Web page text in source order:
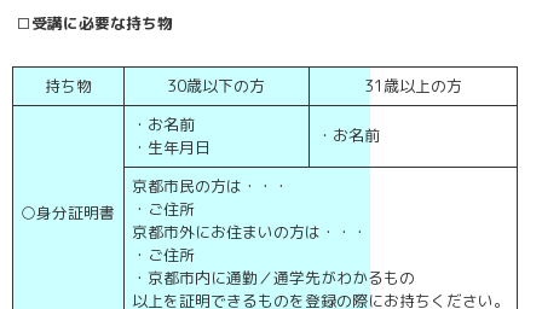
□受講に必要な持ち物
持ち物 30歳以下の方 31歳以上の方
○身分証明書
・お名前
・生年月日
・お名前
京都市民の方は・・・
・ご住所
京都市外にお住まいの方は・・・
・ご住所
・京都市内に通勤／通学先がわかるもの
以上を証明できるものを登録の際にお持ちください。